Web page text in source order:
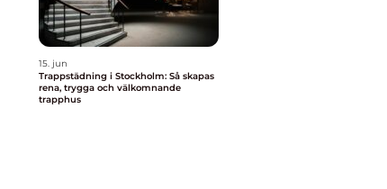
15. jun
Trappstädning i Stockholm: Så skapas
rena, trygga och välkomnande
trapphus